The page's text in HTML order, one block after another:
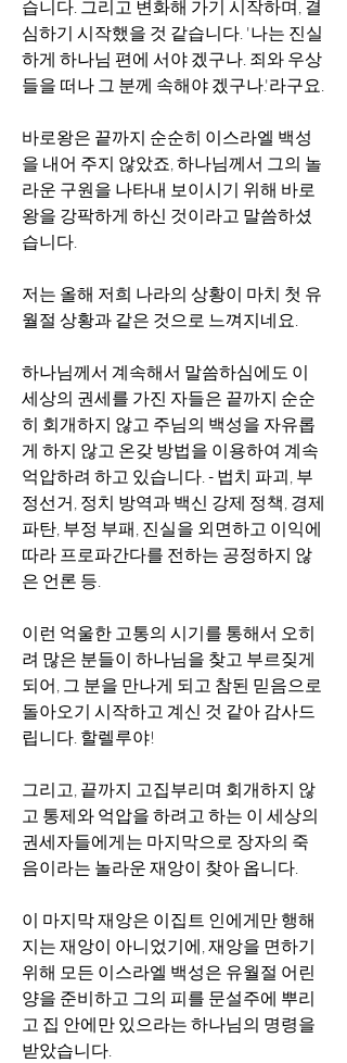
습니다. 그리고 변화해 가기 시작하며, 결
심하기 시작했을 것 같습니다. '나는 진실
하게 하나님 편에 서야 겠구나. 죄와 우상
바로왕은 끝까지 순순히 이스라엘 백성
을 내어 주지 않았죠, 하나님께서 그의 놀
라운 구원을 나타내 보이시기 위해 바로
왕을 강팍하게 하신 것이라고 말씀하셨
습니다.
저는 올해 저희 나라의 상황이 마치 첫 유
월절 상황과 같은 것으로 느껴지네요.
하나님께서 계속해서 말씀하심에도 이
세상의 권세를 가진 자들은 끝까지 순순
히 회개하지 않고 주님의 백성을 자유롭
게 하지 않고 온갖 방법을 이용하여 계속
억압하려 하고 있습니다. - 법치 파괴, 부
정선거, 정치 방역과 백신 강제 정책, 경제
파탄, 부정 부패, 진실을 외면하고 이익에
따라 프로파간다를 전하는 공정하지 않
은 언론 등.
이런 억울한 고통의 시기를 통해서 오히
려 많은 분들이 하나님을 찾고 부르짖게
되어, 그 분을 만나게 되고 참된 믿음으로
돌아오기 시작하고 계신 것 같아 감사드
립니다. 할렐루야!
그리고, 끝까지 고집부리며 회개하지 않
고 통제와 억압을 하려고 하는 이 세상의
권세자들에게는 마지막으로 장자의 죽
음이라는 놀라운 재앙이 찾아 옵니다.
이 마지막 재앙은 이집트 인에게만 행해
지는 재앙이 아니었기에, 재앙을 면하기
위해 모든 이스라엘 백성은 유월절 어린
양을 준비하고 그의 피를 문설주에 뿌리
고 집 안에만 있으라는 하나님의 명령을
받았습니다.